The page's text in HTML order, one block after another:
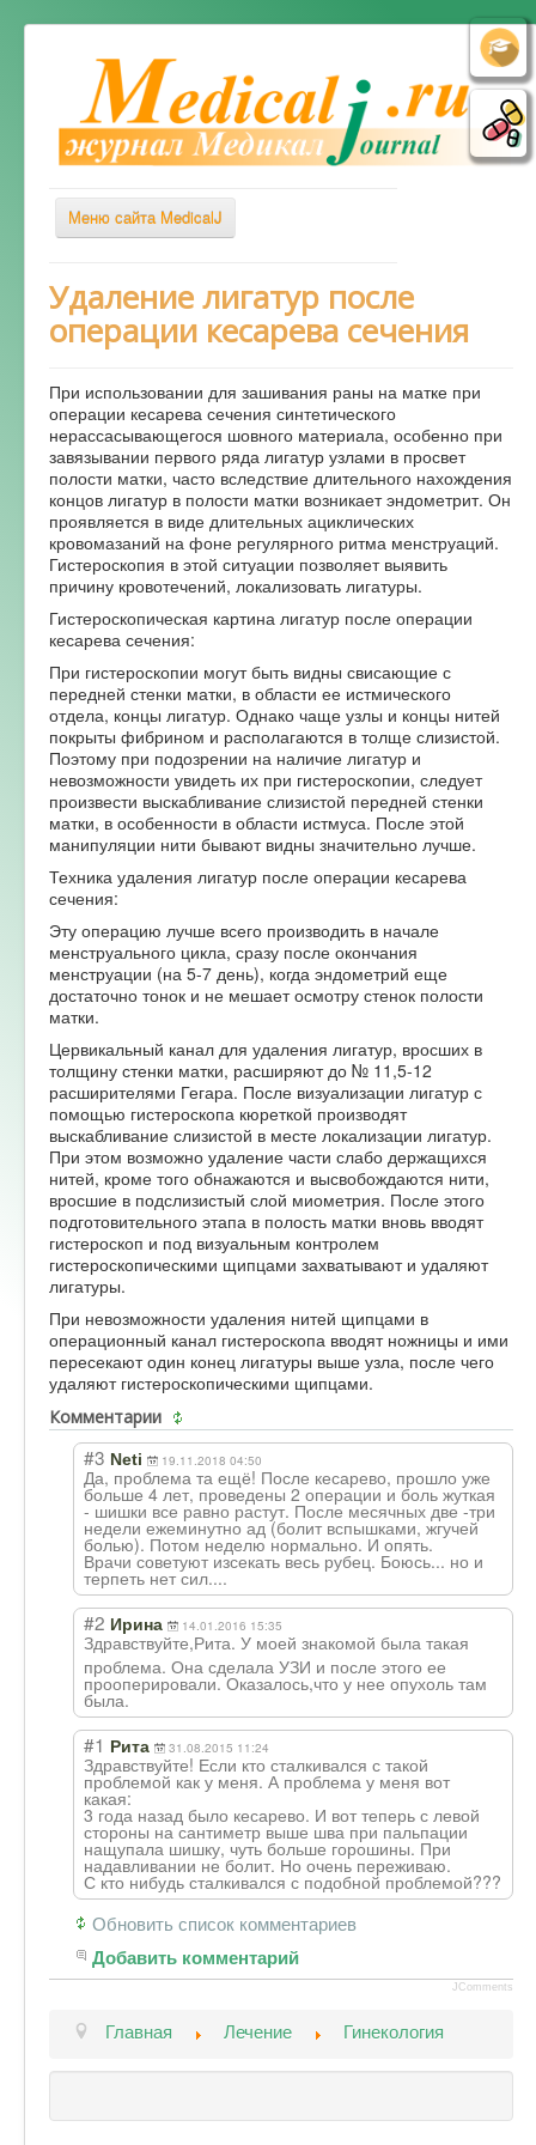
Меню сайта MedicalJ
Весь Медикал
Симптомы
Диагностика
Лечение
Советы врача
Альтернативная медицина
Форум
Удаление лигатур после
операции кесарева сечения
При использовании для зашивания раны на матке при
операции кесарева сечения синтетического
нерассасывающегося шовного материала, особенно при
завязывании первого ряда лигатур узлами в просвет
полости матки, часто вследствие длительного нахождения
концов лигатур в полости матки возникает эндометрит. Он
проявляется в виде длительных ациклических
кровомазаний на фоне регулярного ритма менструаций.
Гистероскопия в этой ситуации позволяет выявить
причину кровотечений, локализовать лигатуры.
Гистероскопическая картина лигатур после операции
кесарева сечения:
При гистероскопии могут быть видны свисающие с
передней стенки матки, в области ее истмического
отдела, концы лигатур. Однако чаще узлы и концы нитей
покрыты фибрином и располагаются в толще слизистой.
Поэтому при подозрении на наличие лигатур и
невозможности увидеть их при гистероскопии, следует
произвести выскабливание слизистой передней стенки
матки, в особенности в области истмуса. После этой
манипуляции нити бывают видны значительно лучше.
Техника удаления лигатур после операции кесарева
сечения:
Эту операцию лучше всего производить в начале
менструального цикла, сразу после окончания
менструации (на 5-7 день), когда эндометрий еще
достаточно тонок и не мешает осмотру стенок полости
матки.
Цервикальный канал для удаления лигатур, вросших в
толщину стенки матки, расширяют до № 11,5-12
расширителями Гегара. После визуализации лигатур с
помощью гистероскопа кюреткой производят
выскабливание слизистой в месте локализации лигатур.
При этом возможно удаление части слабо держащихся
нитей, кроме того обнажаются и высвобождаются нити,
вросшие в подслизистый слой миометрия. После этого
подготовительного этапа в полость матки вновь вводят
гистероскоп и под визуальным контролем
гистероскопическими щипцами захватывают и удаляют
лигатуры.
При невозможности удаления нитей щипцами в
операционный канал гистероскопа вводят ножницы и ими
пересекают один конец лигатуры выше узла, после чего
удаляют гистероскопическими щипцами.
Комментарии
#3 Neti 19.11.2018 04:50
Да, проблема та ещё! После кесарево, прошло уже
больше 4 лет, проведены 2 операции и боль жуткая
- шишки все равно растут. После месячных две -три
недели ежеминутно ад (болит вспышками, жгучей
болью). Потом неделю нормально. И опять.
Врачи советуют изсекать весь рубец. Боюсь... но и
терпеть нет сил....
#2 Ирина 14.01.2016 15:35
Здравствуйте,Рита. У моей знакомой была такая
проблема. Она сделала УЗИ и после этого ее
прооперировали. Оказалось,что у нее опухоль там
была.
#1 Рита 31.08.2015 11:24
Здравствуйте! Если кто сталкивался с такой
проблемой как у меня. А проблема у меня вот
какая:
3 года назад было кесарево. И вот теперь с левой
стороны на сантиметр выше шва при пальпации
нащупала шишку, чуть больше горошины. При
надавливании не болит. Но очень переживаю.
С кто нибудь сталкивался с подобной проблемой???
Обновить список комментариев
Добавить комментарий
JComments
Главная Лечение Гинекология